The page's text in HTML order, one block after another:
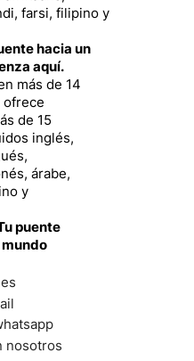
farsi, filipino y
hacia un
aquí.
más de 14
ofrece
de 15
inglés,
árabe,
y
puente
nosotros